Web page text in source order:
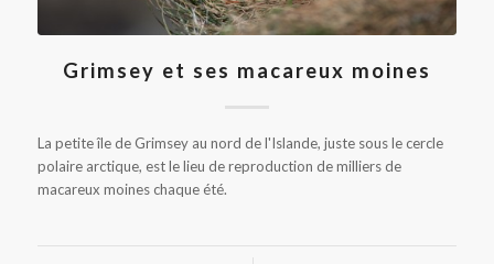
Grimsey et ses macareux moines
La petite île de Grimsey au nord de l'Islande, juste sous le cercle
polaire arctique, est le lieu de reproduction de milliers de
macareux moines chaque été.